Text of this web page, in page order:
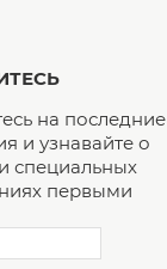
на последние
и узнавайте о
специальных
первыми